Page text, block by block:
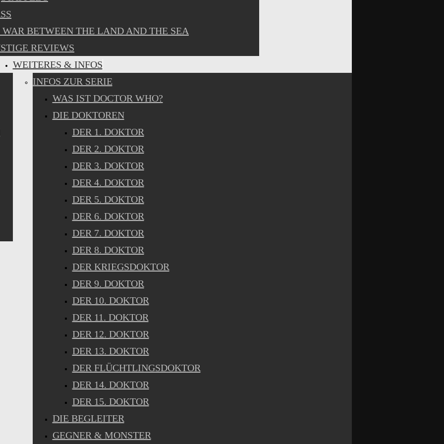
WAR BETWEEN THE LAND AND THE SEA
REVIEWS
WEITERES & INFOS
INFOS ZUR SERIE
WAS IST DOCTOR WHO?
DIE DOKTOREN
DER 1. DOKTOR
DER 2. DOKTOR
DER 3. DOKTOR
DER 4. DOKTOR
DER 5. DOKTOR
DER 6. DOKTOR
DER 7. DOKTOR
DER 8. DOKTOR
DER KRIEGSDOKTOR
DER 9. DOKTOR
DER 10. DOKTOR
DER 11. DOKTOR
DER 12. DOKTOR
DER 13. DOKTOR
DER FLÜCHTLINGSDOKTOR
DER 14. DOKTOR
DER 15. DOKTOR
DIE BEGLEITER
GEGNER & MONSTER